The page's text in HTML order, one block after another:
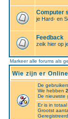
Computer
je Hard- en
Feedback
zeik hier op
Markeer alle forums als
Wie zijn er
De
We hebben
De nieuwste
Er is in totaal
Grootst